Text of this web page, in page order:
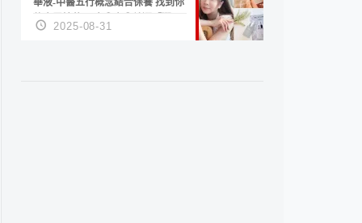
的專屬精華！ 水㊀土㊀就選「潤・
賦精華」維持肌膚剛剛好的平衡
2025-08-31